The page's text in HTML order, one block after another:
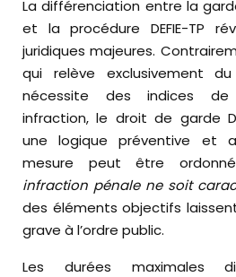
La différenciation entre la
et la procédure DEFIE-TP
juridiques majeures.
qui relève exclusivement
nécessite des indices de
infraction, le droit de garde
une logique préventive et
mesure peut être
infraction pénale ne soit
des éléments objectifs
grave à l’ordre public.
Les durées maximales